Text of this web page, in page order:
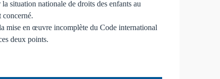
situation nationale de droits des enfants au
concerné.
mise en œuvre incomplète du Code international
deux points.